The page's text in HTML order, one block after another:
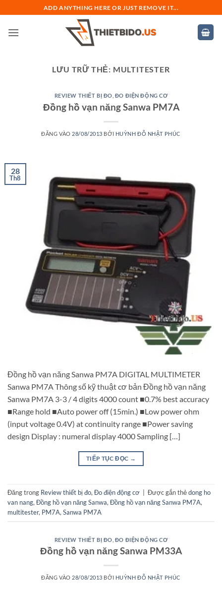
qua
nội
ADD ANYTHING HERE OR JUST REMOVE IT...
LƯU TRỮ THẺ: MULTITESTER
REVIEW THIẾT BỊ ĐO ĐO ĐIỆN ĐỘNG CƠ
Đồng hồ vạn năng Sanwa PM7A
ĐĂNG VÀO 28/08/2013 BỞI HUỲNH ĐỖ NHẬT PHÚC
28
Th8
Đồng hồ vạn năng Sanwa PM7A DIGITAL MULTIMETER
Sanwa PM7A Thông số kỹ thuật cơ bản Đồng hồ vạn năng
Sanwa PM7A 3-3 / 4 digits 4000 count ■0.7% best accuracy
■Range hold ■Auto power off (15min.) ■Low power ohm
(input voltage 0.4V) at continuity range ■Power saving
design Display : numeral display 4000 Sampling […]
TIẾP TỤC ĐỌC →
Đăng trong Review thiết bị đo, Đo điện động cơ Được gắn thẻdong ho
van nang, Đồng hồ vạn năng Sanwa, Đồng hồ vạn năng Sanwa PM7A,
multitester, PM7A, Sanwa PM7A
REVIEW THIẾT BỊ ĐO ĐO ĐIỆN ĐỘNG CƠ
Đồng hồ vạn năng Sanwa PM33A
ĐĂNG VÀO 28/08/2013 BỞI HUỲNH ĐỖ NHẬT PHÚC